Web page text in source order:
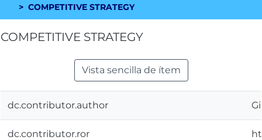
Explorar Repositorio
Estadísticas
COMPETITIVE STRATEGY
COMPETITIVE STRATEGY
Vista sencilla de ítem
dc.contributor.author
dc.contributor.ror